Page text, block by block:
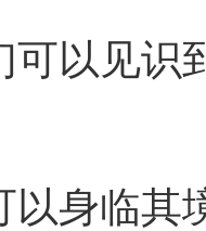
可以见识
以身临其